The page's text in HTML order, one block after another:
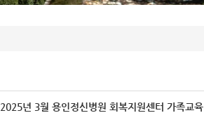
2025년 3월 용인정신병원 회복지원센터 가족교육